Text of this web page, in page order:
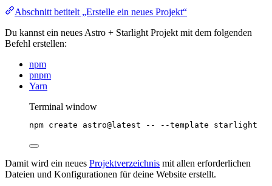
Abschnitt betitelt „Erstelle ein neues Projekt“
Du kannst ein neues Astro + Starlight Projekt mit dem folgenden
Befehl erstellen:
npm
pnpm
Yarn
Terminal window
npm create astro@latest -- --template starlight
Damit wird ein neues Projektverzeichnis mit allen erforderlichen
Dateien und Konfigurationen für deine Website erstellt.